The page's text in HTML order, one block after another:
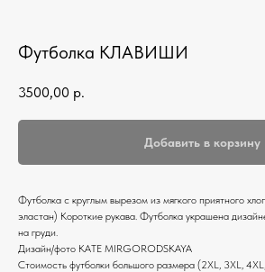
Футболка КЛАВИШИ
3500,00 р.
Добавить в корзину
Футболка c круглым вырезом из мягкого приятного
эластан) Короткие рукава. Футболка украшена
на груди.
Дизайн/фото KATE MIRGORODSKAYA
Стоимость футболки большого размера (2XL, 3XL,